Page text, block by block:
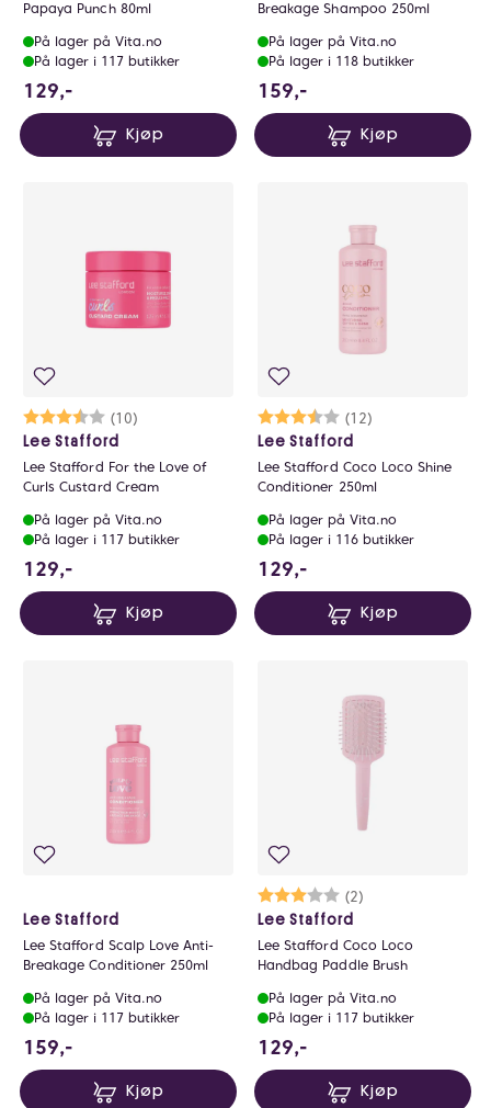
Papaya Punch 80ml
På lager på Vita.no
På lager i 117 butikker
129,-
Kjøp
Breakage Shampoo 250ml
På lager på Vita.no
På lager i 118 butikker
159,-
Kjøp
Karakter:
(10)
3.8 av 5 mulige
Lee Stafford
Lee Stafford For the Love of
Curls Custard Cream
På lager på Vita.no
På lager i 117 butikker
129,-
Kjøp
Karakter:
(12)
3.6 av 5 mulige
Lee Stafford
Lee Stafford Coco Loco Shine
Conditioner 250ml
På lager på Vita.no
På lager i 116 butikker
129,-
Kjøp
Lee Stafford
Lee Stafford Scalp Love Anti-
Breakage Conditioner 250ml
På lager på Vita.no
På lager i 117 butikker
159,-
Kjøp
Karakter:
(2)
3.0 av 5 mulige
Lee Stafford
Lee Stafford Coco Loco
Handbag Paddle Brush
På lager på Vita.no
På lager i 117 butikker
129,-
Kjøp